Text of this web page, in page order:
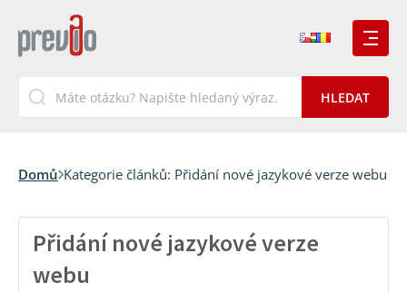
Domů Kategorie článků: Přidání nové jazykové verze webu
Přidání nové jazykové verze
webu